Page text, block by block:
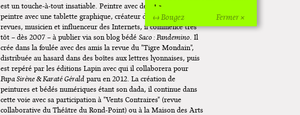
est un touche-à-tout insatiable. Peintre avec de la peinture,
peintre avec une tablette graphique, créateur de fanzines et
revues, musicien et influenceur des Internets, il commence très
tôt – dès 2007 – à publier via son blog bédéSaco : Pandemino. Il
crée dans la foulée avec des amis la revue du "Tigre Mondain",
distribuée au hasard dans des boîtes aux lettres lyonnaises, puis
est repéré par les éditions Lapin avec qui il collaborera pour
Papa Sirène & Karaté Gérald paru en 2012. La création de
peintures et bédés numériques étant son dada, il continue dans
cette voie avec sa participation à "Vents Contraires" (revue
collaborative du Théâtre du Rond-Point) ou à la Maison des Arts
Fermer ×
↔ Bougez
!
Off Of Off d'Angoulême 2024
Superette de noël à Pola
L'exposition de Fungirl à
Montpellier !
Lancements de "Ras le bol" de
Cardon